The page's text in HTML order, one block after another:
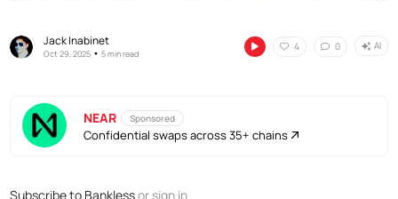
Jack Inabinet
Oct 29, 2025 •5 min read
4 0 AI
NEAR Sponsored
Confidential swaps across 35+ chains
Subscribe to Banklessorsign in